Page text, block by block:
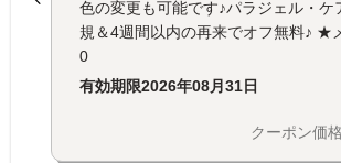
色の変更も可能です♪パラジェル・
規＆4週間以内の再来でオフ無料♪ ★
0
有効期限2026年08月31日
クーポン価格